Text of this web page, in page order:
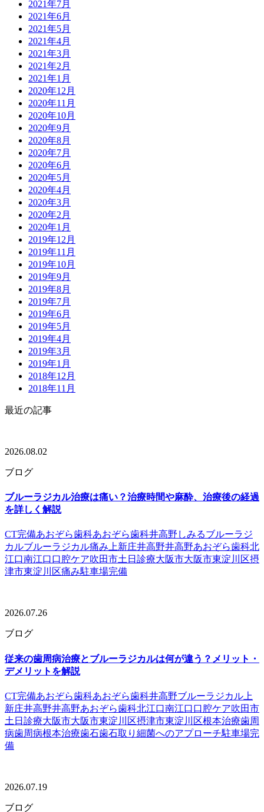
2021年7月
2021年6月
2021年5月
2021年4月
2021年3月
2021年2月
2021年1月
2020年12月
2020年11月
2020年10月
2020年9月
2020年8月
2020年7月
2020年6月
2020年5月
2020年4月
2020年3月
2020年2月
2020年1月
2019年12月
2019年11月
2019年10月
2019年9月
2019年8月
2019年7月
2019年6月
2019年5月
2019年4月
2019年3月
2019年1月
2018年12月
2018年11月
最近の記事
2026.08.02
ブログ
ブルーラジカル治療は痛い？治療時間や麻酔、治療後の経過
を詳しく解説
CT完備あおぞら歯科あおぞら歯科井高野 しみるブルーラジ
カルブルーラジカル痛み 上新庄井高野井高野あおぞら歯科北
江口南江口口腔ケア吹田市土日診療大阪市大阪市東淀川区摂
津市東淀川区痛み駐車場完備
2026.07.26
ブログ
従来の歯周病治療とブルーラジカルは何が違う？メリット・
デメリットを解説
CT完備あおぞら歯科あおぞら歯科井高野ブルーラジカル 上
新庄井高野井高野あおぞら歯科北江口南江口口腔ケア吹田市
土日診療大阪市大阪市東淀川区摂津市東淀川区根本治療歯周
病歯周病根本治療歯石歯石取り 細菌へのアプローチ駐車場完
備
2026.07.19
ブログ